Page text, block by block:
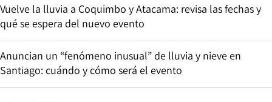
Vuelve la lluvia a Coquimbo y Atacama: revisa las fechas y
qué se espera del nuevo evento
Anuncian un “fenómeno inusual” de lluvia y nieve en
Santiago: cuándo y cómo será el evento